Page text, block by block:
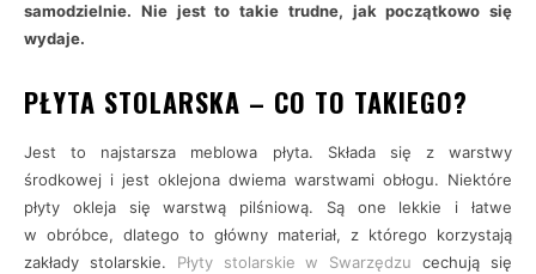
samodzielnie. Nie jest to takie trudne, jak początkowo się
wydaje.
PŁYTA STOLARSKA – CO TO TAKIEGO?
Jest to najstarsza meblowa płyta. Składa się z warstwy
środkowej i jest oklejona dwiema warstwami obłogu. Niektóre
płyty okleja się warstwą pilśniową. Są one lekkie i łatwe
w obróbce, dlatego to główny materiał, z którego korzystają
zakłady stolarskie. Płyty stolarskie w Swarzędzu cechują się